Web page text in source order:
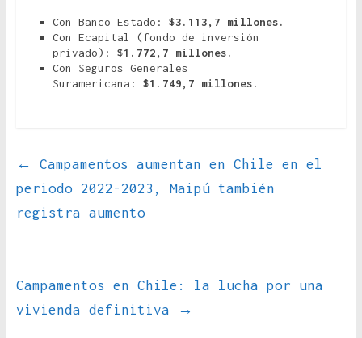
Con Banco Estado: $3.113,7 millones.
Con Ecapital (fondo de inversión
privado):
$1.772,7 millones.
Con Seguros Generales
Suramericana: $1.749,7 millones.
←
Campamentos aumentan en Chile en el
periodo 2022-2023, Maipú también
registra aumento
Campamentos en Chile: la lucha por una
vivienda definitiva
→